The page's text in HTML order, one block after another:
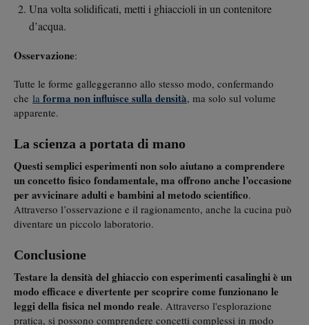
Una volta solidificati, metti i ghiaccioli in un contenitore
d’acqua.
Osservazione:
Tutte le forme galleggeranno allo stesso modo, confermando
che la forma non influisce sulla densità, ma solo sul volume
apparente.
La scienza a portata di mano
Questi semplici esperimenti non solo aiutano a comprendere
un concetto fisico fondamentale, ma offrono anche l’occasione
per avvicinare adulti e bambini al metodo scientifico.
Attraverso l’osservazione e il ragionamento, anche la cucina può
diventare un piccolo laboratorio.
Conclusione
Testare la densità del ghiaccio con esperimenti casalinghi è un
modo efficace e divertente per scoprire come funzionano le
leggi della fisica nel mondo reale. Attraverso l'esplorazione
pratica, si possono comprendere concetti complessi in modo